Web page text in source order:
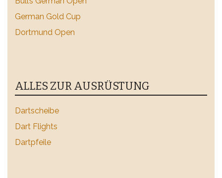
German Gold Cup
Dortmund Open
ALLES ZUR AUSRÜSTUNG
Dartscheibe
Dart Flights
Dartpfeile